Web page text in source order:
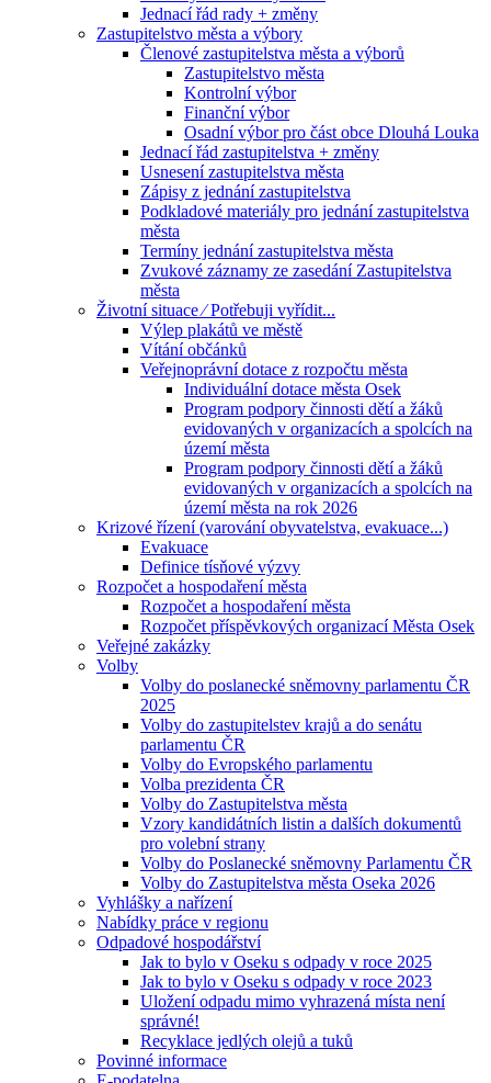
Jednací řád rady + změny
Zastupitelstvo města a výbory
Členové zastupitelstva města a výborů
Zastupitelstvo města
Kontrolní výbor
Finanční výbor
Osadní výbor pro část obce Dlouhá Louka
Jednací řád zastupitelstva + změny
Usnesení zastupitelstva města
Zápisy z jednání zastupitelstva
Podkladové materiály pro jednání zastupitelstva
města
Termíny jednání zastupitelstva města
Zvukové záznamy ze zasedání Zastupitelstva
města
Životní situace ⁄ Potřebuji vyřídit...
Výlep plakátů ve městě
Vítání občánků
Veřejnoprávní dotace z rozpočtu města
Individuální dotace města Osek
Program podpory činnosti dětí a žáků
evidovaných v organizacích a spolcích na
území města
Program podpory činnosti dětí a žáků
evidovaných v organizacích a spolcích na
území města na rok 2026
Krizové řízení (varování obyvatelstva, evakuace...)
Evakuace
Definice tísňové výzvy
Rozpočet a hospodaření města
Rozpočet a hospodaření města
Rozpočet příspěvkových organizací Města Osek
Veřejné zakázky
Volby
Volby do poslanecké sněmovny parlamentu ČR
2025
Volby do zastupitelstev krajů a do senátu
parlamentu ČR
Volby do Evropského parlamentu
Volba prezidenta ČR
Volby do Zastupitelstva města
Vzory kandidátních listin a dalších dokumentů
pro volební strany
Volby do Poslanecké sněmovny Parlamentu ČR
Volby do Zastupitelstva města Oseka 2026
Vyhlášky a nařízení
Nabídky práce v regionu
Odpadové hospodářství
Jak to bylo v Oseku s odpady v roce 2025
Jak to bylo v Oseku s odpady v roce 2023
Uložení odpadu mimo vyhrazená místa není
správné!
Recyklace jedlých olejů a tuků
Povinné informace